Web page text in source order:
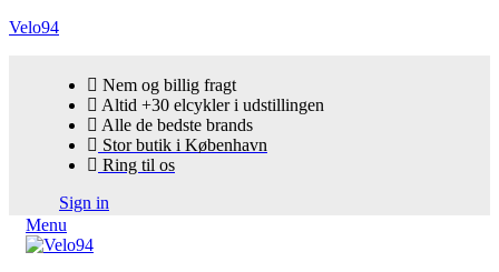
Velo94
Nem og billig fragt
Altid +30 elcykler i udstillingen
Alle de bedste brands
Stor butik i København
Ring til os
Sign in
Menu